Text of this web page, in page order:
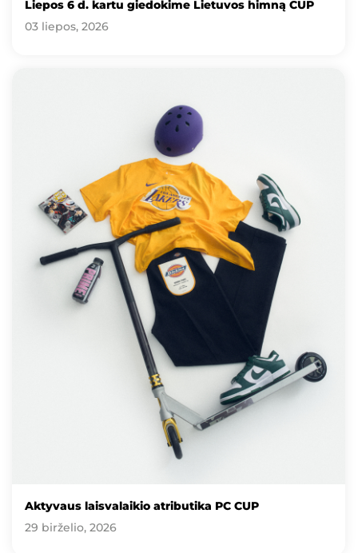
Liepos 6 d. kartu giedokime Lietuvos himną CUP
03 liepos, 2026
Aktyvaus laisvalaikio atributika PC CUP
29 birželio, 2026